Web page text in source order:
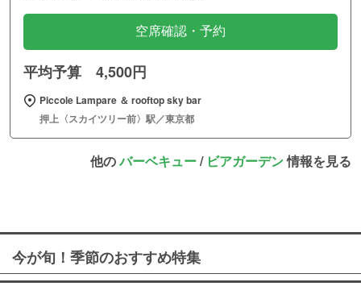
空席確認・予約
平均予算 4,500円
Piccole Lampare ＆ rooftop sky bar
押上〈スカイツリー前〉駅／東京都
他のバーベキュー/ ビアガーデン情報を見る
今が旬！季節のおすすめ特集